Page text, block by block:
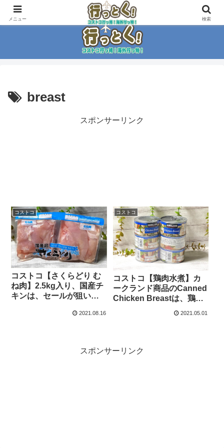
コストコ大好き家族がイチ押商品紹介！！
breast
スポンサーリンク
コストコ
コストコ【さくらどり む
ね肉】2.5kg入り、国産チ
キンは、セールが狙い目
2021.08.16
コストコ
コストコ【鶏肉水煮】カ
ークランド商品のCanned
Chicken Breastは、鶏む
ちゃ便利な商品です。
2021.05.01
スポンサーリンク
メニュー 検索